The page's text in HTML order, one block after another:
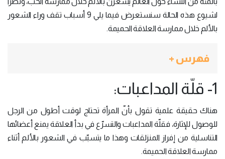
لشيوع هذه الحالة سنستعرض فيما يلي 9 أسباب تقف وراء الشعور
بالألم خلال ممارسة العلاقة الحميمة.
فهرس +
1- قلّة المداعبات:
هناك حقيقة علمية تقول بأنّ المرأة تحتاج لوقت أطول من الرجل
للوصول للإثارة، فقلّة المداعبات والتسرّع في بدأ العلاقة يمنع أعضائها
التناسلية من إفراز المنزلقات وهذا ما يتسبّب في الشعور بالألم أثناء
ممارسة العلاقة الحميمة.